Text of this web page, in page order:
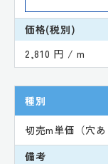
価格(税別)
2,810 円 / m
種別
切売m単価（穴
備考